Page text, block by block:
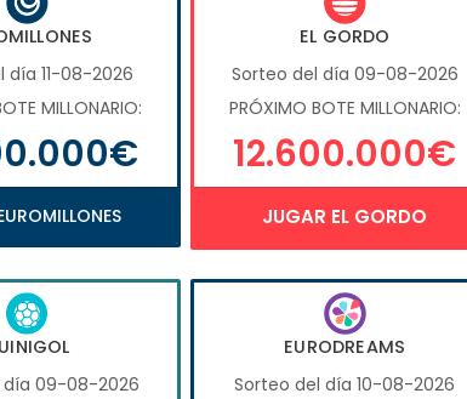
día 11-08-2026
MILLONARIO:
EL GORDO
Sorteo del día 09-08-2026
PRÓXIMO BOTE MILLONARIO:
12.600.000€
JUGAR EL GORDO
día 09-08-2026
EURODREAMS
Sorteo del día 10-08-2026